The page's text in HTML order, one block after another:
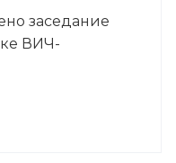
заседание
ВИЧ-